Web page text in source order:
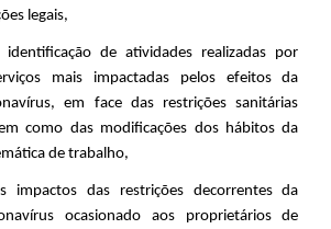
legais,
de atividades realizadas por
mais impactadas pelos efeitos da
em face das restrições sanitárias
como das modificações dos hábitos da
de trabalho,
impactos das restrições decorrentes da
ocasionado aos proprietários de